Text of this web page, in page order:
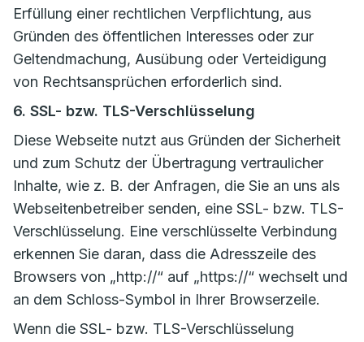
Erfüllung einer rechtlichen Verpflichtung, aus
Gründen des öffentlichen Interesses oder zur
Geltendmachung, Ausübung oder Verteidigung
von Rechtsansprüchen erforderlich sind.
6. SSL- bzw. TLS-Verschlüsselung
Diese Webseite nutzt aus Gründen der Sicherheit
und zum Schutz der Übertragung vertraulicher
Inhalte, wie z. B. der Anfragen, die Sie an uns als
Webseitenbetreiber senden, eine SSL- bzw. TLS-
Verschlüsselung. Eine verschlüsselte Verbindung
erkennen Sie daran, dass die Adresszeile des
Browsers von „http://“ auf „https://“ wechselt und
an dem Schloss-Symbol in Ihrer Browserzeile.
Wenn die SSL- bzw. TLS-Verschlüsselung